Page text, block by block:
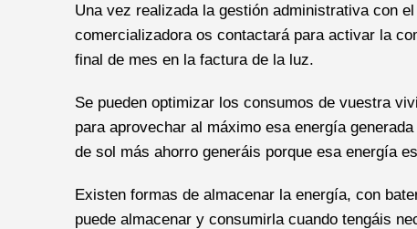
Una vez realizada la gestión administrativa con
comercializadora os contactará para activar la
final de mes en la factura de la luz.
Se pueden optimizar los consumos de vuestra
para aprovechar al máximo esa energía
de sol más ahorro generáis porque esa energía
Existen formas de almacenar la energía, con
puede almacenar y consumirla cuando tengáis